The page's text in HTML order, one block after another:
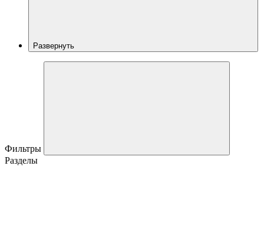
Развернуть
Фильтры
Разделы